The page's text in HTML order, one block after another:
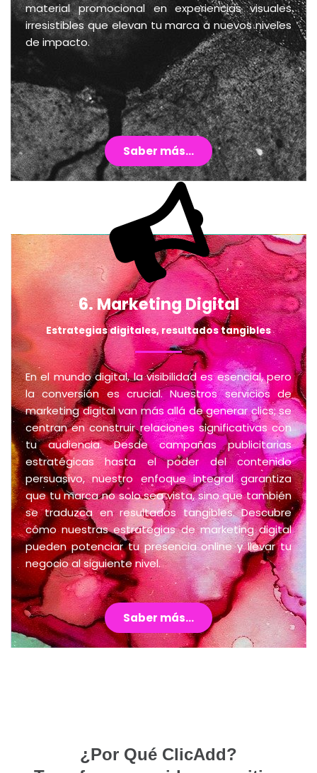
material promocional en experiencias visuales
irresistibles que elevan tu marca a nuevos niveles
de impacto.
Saber más...
6. Marketing Digital
Estrategias digitales, resultados tangibles
En el mundo digital, la visibilidad es esencial, pero
la conversión es crucial. Nuestros servicios de
marketing digital van más allá de generar clics; se
centran en construir relaciones significativas con
tu audiencia. Desde campañas publicitarias
estratégicas hasta el poder del contenido
persuasivo, nuestro enfoque integral garantiza
que tu marca no solo sea vista, sino que también
se traduzca en resultados tangibles. Descubre
cómo nuestras estrategias de marketing digital
pueden potenciar tu presencia online y llevar tu
negocio al siguiente nivel.
Saber más...
¿Por Qué ClicAdd?